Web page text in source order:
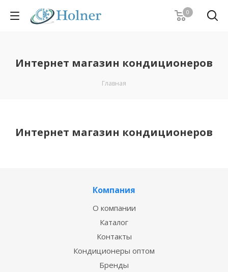
0
Интернет магазин кондиционеров
Главная
Интернет магазин кондиционеров
Компания
О компании
Каталог
Контакты
Кондиционеры оптом
Бренды